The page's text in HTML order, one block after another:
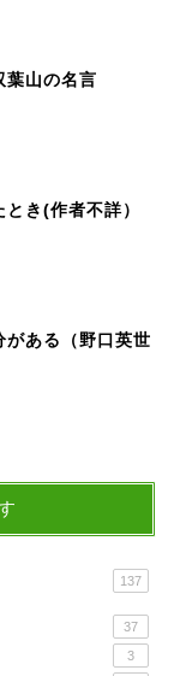
葉山の名言
き(作者不詳）
がある（野口英世
137
37
3